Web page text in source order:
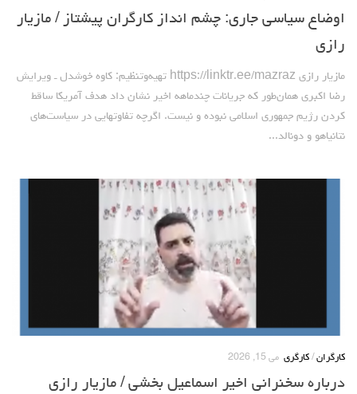
اوضاع سیاسی جاری: چشم انداز کارگران پیشتاز / مازیار
رازی
مازیار رازی https://linktr.ee/mazraz تهیه‌وتنظیم: کاوه خوشدل ـ ویرایش
رضا اکبری همان‌طور که جریانات چندماهه اخیر نشان داد هدف آمریکا ساقط
کردن رژیم جمهوری اسلامی نبوده و نیست. اگرچه تفاوت‎هایی در سیاست‌های
نتانیاهو و دونالد...
کارگران / کارگری می 15, 2026
درباره سخنرانی اخیر اسماعیل بخشی / مازیار رازی